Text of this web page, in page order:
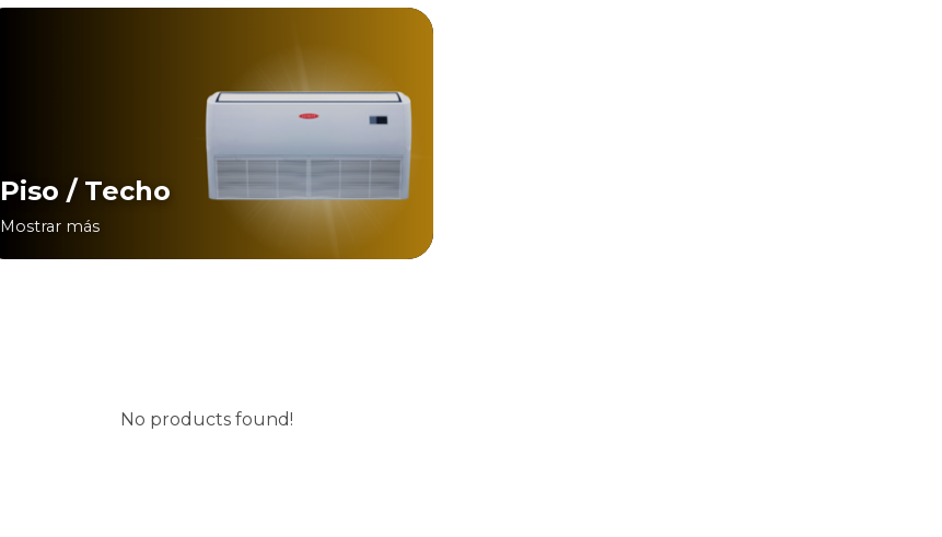
Piso / Techo
Mostrar más
No products found!